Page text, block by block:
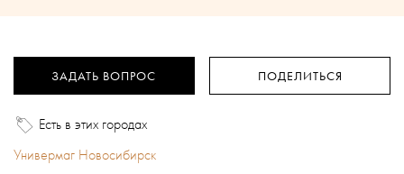
ЗАДАТЬ ВОПРОС ПОДЕЛИТЬСЯ
Есть в этих городах
Универмаг Новосибирск